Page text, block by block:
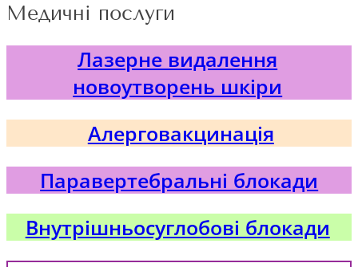
Медичні послуги
Лазерне видалення
новоутворень шкіри
Алерговакцинація
Паравертебральні блокади
Внутрішньосуглобові блокади